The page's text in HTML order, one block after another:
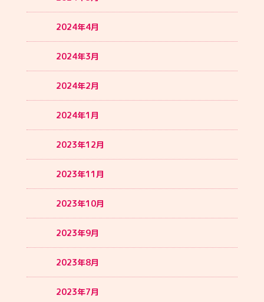
2024年4月
2024年3月
2024年2月
2024年1月
2023年12月
2023年11月
2023年10月
2023年9月
2023年8月
2023年7月